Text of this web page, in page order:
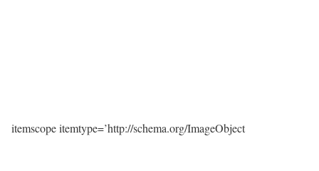
itemscope itemtype=’http://schema.org/ImageObject